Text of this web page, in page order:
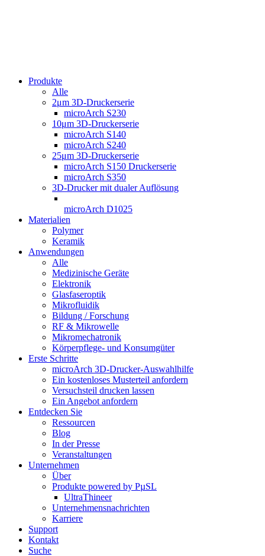
Produkte
Alle
2μm 3D-Druckerserie
microArch S230
10μm 3D-Druckerserie
microArch S140
microArch S240
25μm 3D-Druckerserie
microArch S150 Druckerserie
microArch S350
3D-Drucker mit dualer Auflösung
microArch D1025
Materialien
Polymer
Keramik
Anwendungen
Alle
Medizinische Geräte
Elektronik
Glasfaseroptik
Mikrofluidik
Bildung / Forschung
RF & Mikrowelle
Mikromechatronik
Körperpflege- und Konsumgüter
Erste Schritte
microArch 3D-Drucker-Auswahlhilfe
Ein kostenloses Musterteil anfordern
Versuchsteil drucken lassen
Ein Angebot anfordern
Entdecken Sie
Ressourcen
Blog
In der Presse
Veranstaltungen
Unternehmen
Über
Produkte powered by PµSL
UltraThineer
Unternehmensnachrichten
Karriere
Support
Kontakt
Suche